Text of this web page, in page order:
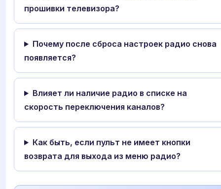
прошивки телевизора?
Почему после сброса настроек радио снова
появляется?
Влияет ли наличие радио в списке на
скорость переключения каналов?
Как быть, если пульт не имеет кнопки
возврата для выхода из меню радио?